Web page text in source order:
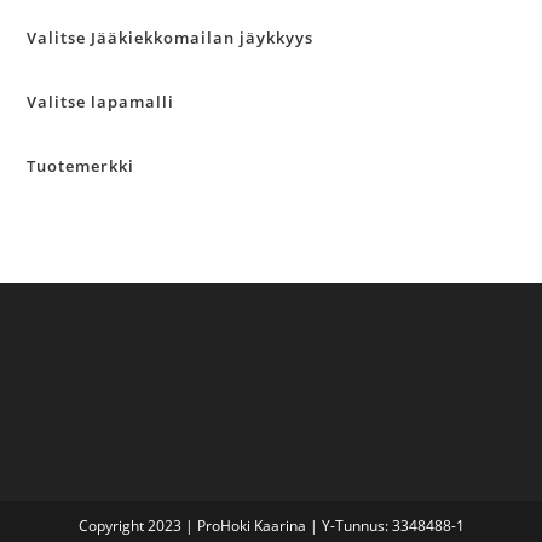
Valitse Jääkiekkomailan jäykkyys
Valitse lapamalli
Tuotemerkki
Copyright 2023 | ProHoki Kaarina | Y-Tunnus: 3348488-1